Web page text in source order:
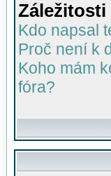
Kdo napsal
Proč není k
Koho mám
fóra?